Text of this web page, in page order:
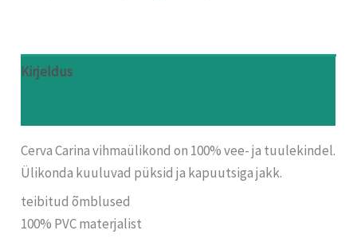
Kirjeldus
Cerva Carina vihmaülikond on 100% vee- ja tuulekindel.
Ülikonda kuuluvad püksid ja kapuutsiga jakk.
teibitud õmblused
100% PVC materjalist